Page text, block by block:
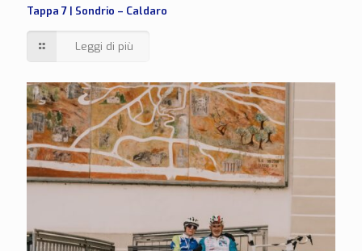
Tappa 7 | Sondrio – Caldaro
Leggi di più